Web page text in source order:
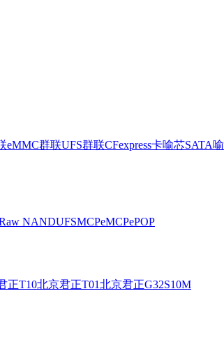
eMMC群联UFS群联CFexpress卡喻芯SATA
NANDUFSMCPeMCPePOP
正T10北京君正T01北京君正G32S10M